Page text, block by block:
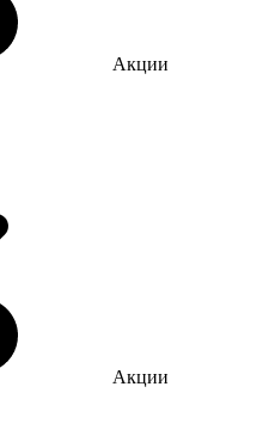
Акции
Акции